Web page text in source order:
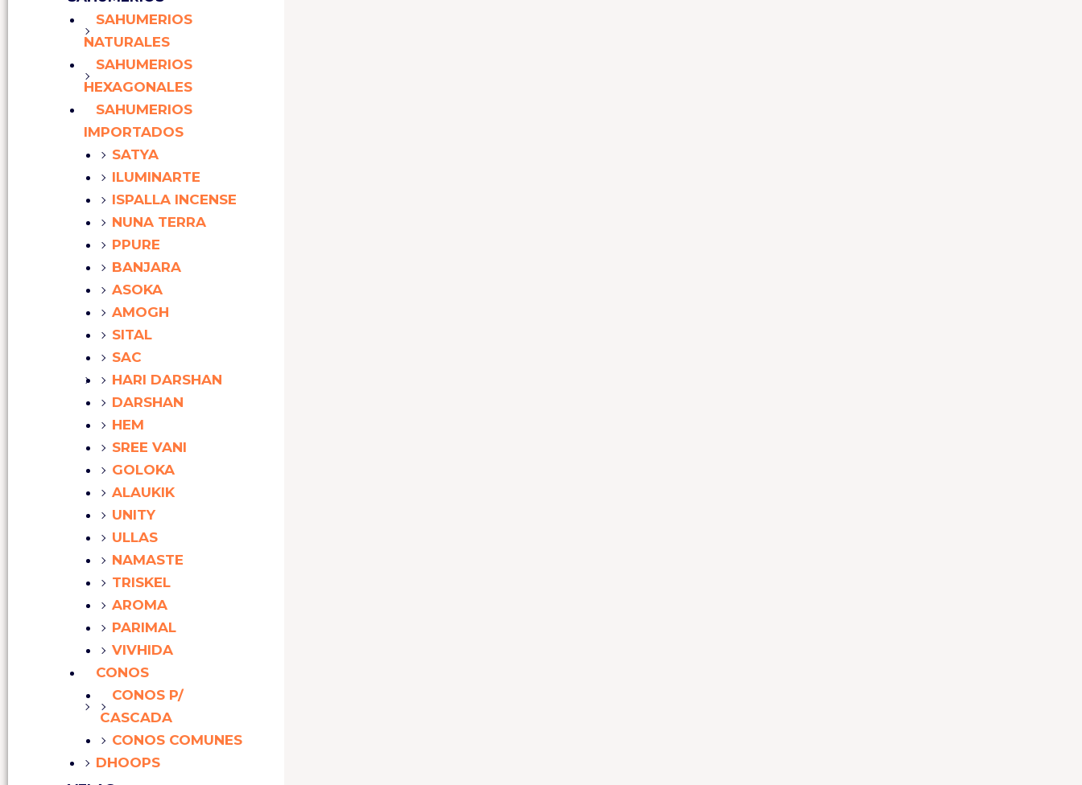
SAHUMERIOS
NATURALES
SAHUMERIOS
HEXAGONALES
SAHUMERIOS
IMPORTADOS
SATYA
ILUMINARTE
ISPALLA INCENSE
NUNA TERRA
PPURE
BANJARA
ASOKA
AMOGH
SITAL
SAC
HARI DARSHAN
DARSHAN
HEM
SREE VANI
GOLOKA
ALAUKIK
UNITY
ULLAS
NAMASTE
TRISKEL
AROMA
PARIMAL
VIVHIDA
CONOS
CONOS P/
CASCADA
CONOS COMUNES
DHOOPS